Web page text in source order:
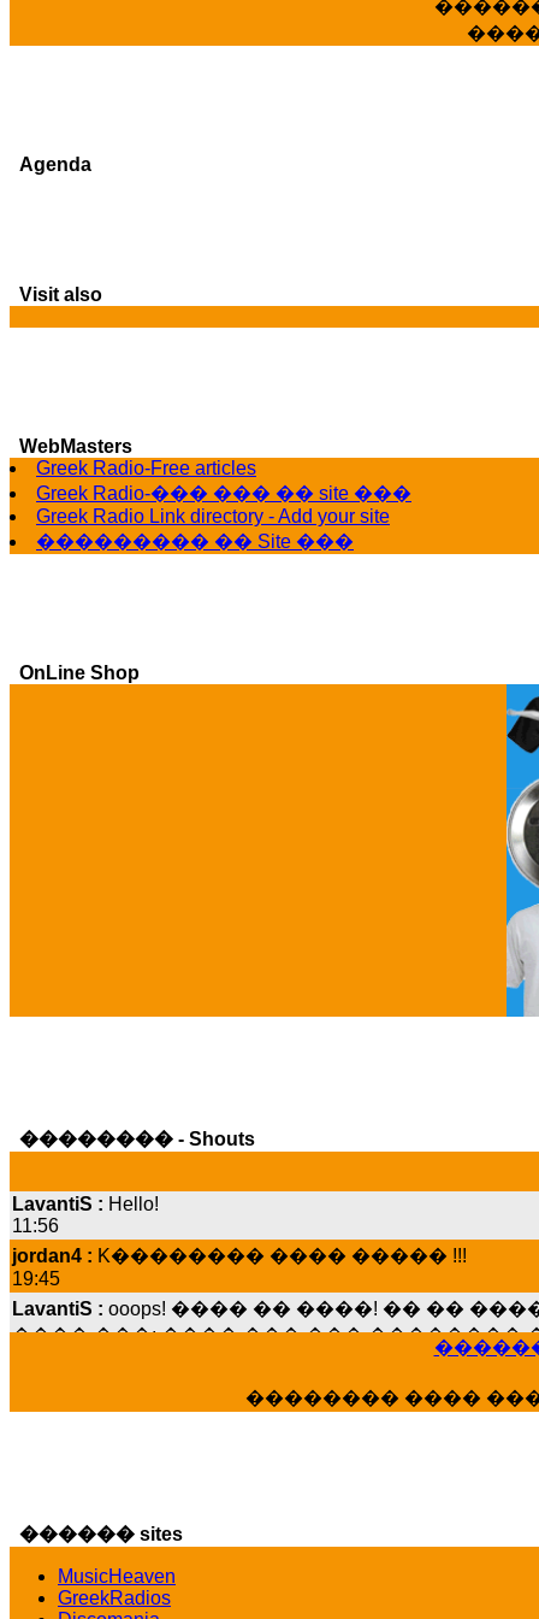
Agenda
Visit also
WebMasters
Greek Radio-Free articles
Greek Radio-��� ��� �� site ���
Greek Radio Link directory - Add your site
��������� �� Site ���
OnLine Shop
�������� - Shouts
11:56
jordan4 :
19:45
LavantiS :
���� ���; ���� ��� ��� ��������
15:07
LavantiS :����� ���� ������� ���
veronica :E���� 2012 ��� ����� ���
������� ��������� ���� ������
16:39
veronica :[URL] ���� ���;
�������� ����
������ sites
MusicHeaven
GreekRadios